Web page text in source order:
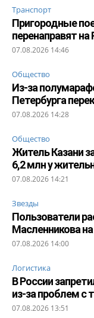
Транспорт
Пригородные
перенаправят
07.08.2026 14:46
Общество
Из-за
Петербурга
07.08.2026 14:28
Общество
Житель Казани
6,2 млн у
07.08.2026 14:21
Звезды
Пользователи
Масленникова
07.08.2026 14:00
Логистика
В России
из-за проблем с
07.08.2026 13:51